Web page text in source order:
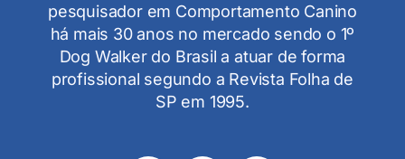
pesquisador em Comportamento Canino
há mais 30 anos no mercado sendo o 1º
Dog Walker do Brasil a atuar de forma
profissional segundo a Revista Folha de
SP em 1995.